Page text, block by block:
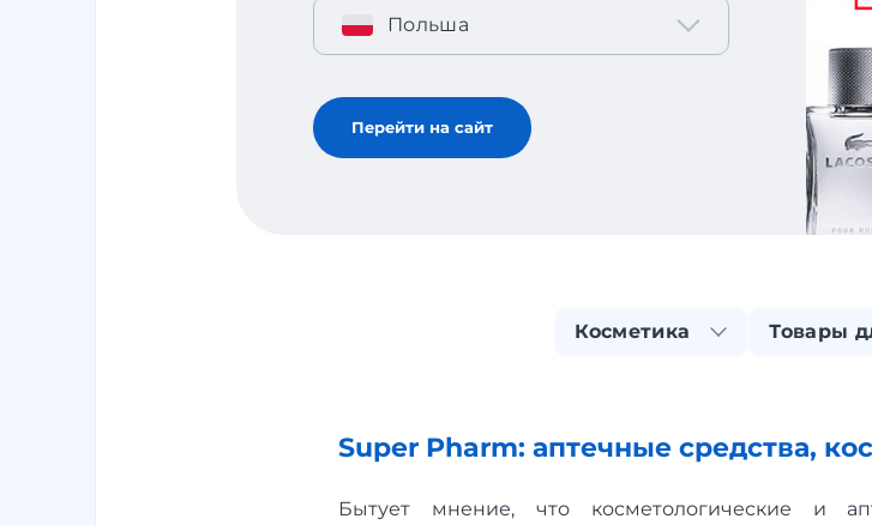
Польша
Перейти на сайт
Косметика Товары
Super Pharm: аптечные средства,
Бытует мнение, что косметологические и